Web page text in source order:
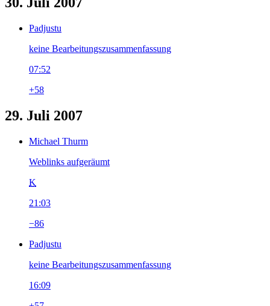
Padjustu
keine Bearbeitungszusammenfassung
07:52
+58
29. Juli 2007
Michael Thurm
Weblinks aufgeräumt
K
21:03
−86
Padjustu
keine Bearbeitungszusammenfassung
16:09